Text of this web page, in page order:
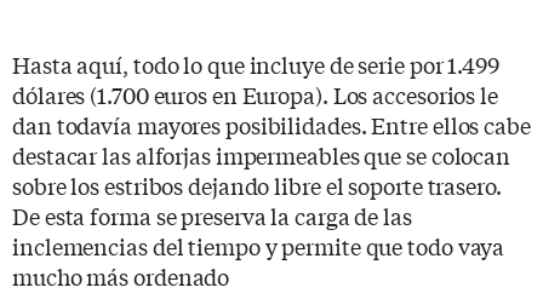
Hasta aquí, todo lo que incluye de serie por 1.499
dólares (1.700 euros en Europa). Los accesorios le
dan todavía mayores posibilidades. Entre ellos cabe
destacar las alforjas impermeables que se colocan
sobre los estribos dejando libre el soporte trasero.
De esta forma se preserva la carga de las
inclemencias del tiempo y permite que todo vaya
mucho más ordenado